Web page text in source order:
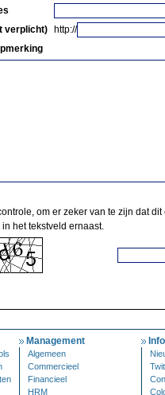
verplicht)
http://
om er zeker van te zijn dat
het tekstveld ernaast.
Management
Algemeen
Commercieel
Financieel
HRM
Info